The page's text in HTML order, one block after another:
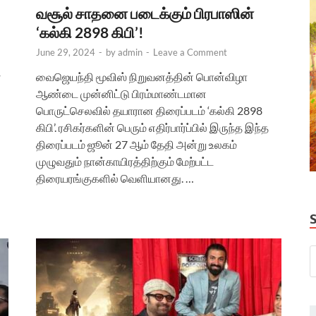
வசூல் சாதனை படைக்கும் பிரபாஸின்
‘கல்கி 2898 கிபி’!
June 29, 2024 - byadmin - Leave a Comment
வைஜெயந்தி மூவிஸ் நிறுவனத்தின் பொன்விழா
ஆண்டை முன்னிட்டு பிரம்மாண்டமான
பொருட்செலவில் தயாரான திரைப்படம் ‘கல்கி 2898
கிபி’. ரசிகர்களின் பெரும் எதிர்பார்ப்பில் இருந்த இந்த
திரைப்படம் ஜூன் 27 ஆம் தேதி அன்று உலகம்
முழுவதும் நான்காயிரத்திற்கும் மேற்பட்ட
திரையரங்குகளில் வெளியானது. …